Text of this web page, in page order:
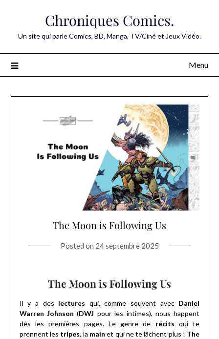
Chroniques Comics.
Un site qui parle Comics, BD, Manga, TV/Ciné et Jeux Vidéo.
Menu
The Moon is Following Us
Posted on 24 septembre 2025
The Moon is Following Us
Il y a des lectures qui, comme souvent avec Daniel
Warren Johnson (DWJ pour les intimes), nous happent
dès les premières pages. Le genre de récits qui te
prennent les tripes, la main et qui ne te lâchent plus ! The